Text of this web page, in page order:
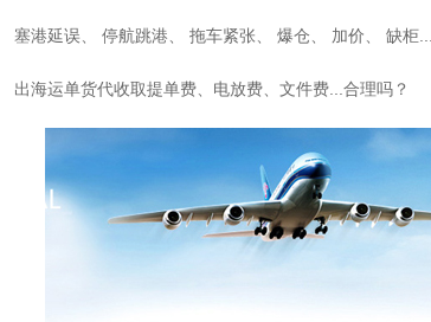
塞港延误、 停航跳港、 拖车紧张、 爆仓、 加价、 缺柜
出海运单货代收取提单费、电放费、文件费...合理吗？